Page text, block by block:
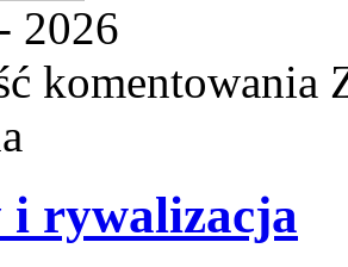
2026
komentowania
i rywalizacja